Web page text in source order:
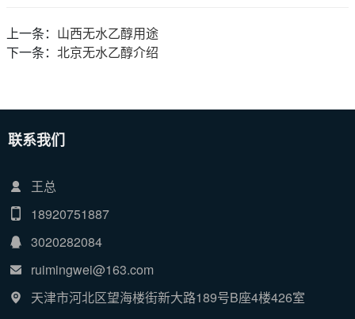
上一条： 山西无水乙醇用途
下一条： 北京无水乙醇介绍
联系我们
王总
18920751887
3020282084
ruimingwei@163.com
天津市河北区望海楼街新大路189号B座4楼426室